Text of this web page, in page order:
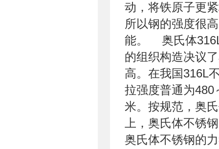
动，将铁原子更
所以钢的强度很
能。 奥氏体
的组织构造决议
高。在我国316L
拉强度普通为480
米。按规范，奥
上，奥氏体不锈
奥氏体不锈钢的